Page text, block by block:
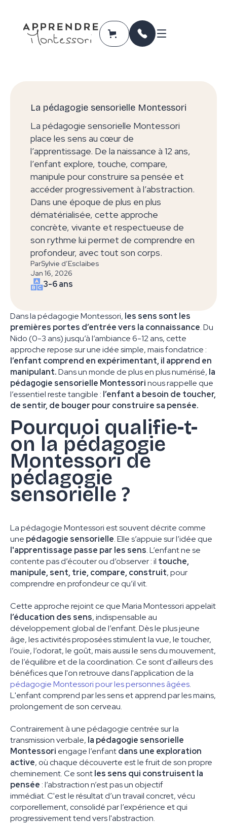
La pédagogie sensorielle Montessori
La pédagogie sensorielle Montessori
place les sens au cœur de
l’apprentissage. De la naissance à 12 ans,
l’enfant explore, touche, compare,
manipule pour construire sa pensée et
accéder progressivement à l’abstraction.
Dans une époque de plus en plus
dématérialisée, cette approche
concrète, vivante et respectueuse de
son rythme lui permet de comprendre en
profondeur, avec tout son corps.
ParSylvie d’Esclaibes
Jan 16, 2026
3-6 ans
Dans la pédagogie Montessori, les sens sont les
premières portes d’entrée vers la connaissance. Du
Nido (0-3 ans) jusqu’à l’ambiance 6-12 ans, cette
approche repose sur une idée simple, mais fondatrice :
l’enfant comprend en expérimentant, il apprend en
manipulant.Dans un monde de plus en plus numérisé, la
pédagogie sensorielle Montessorinous rappelle que
l’essentiel reste tangible : l’enfant a besoin de toucher,
de sentir, de bouger pour construire sa pensée.
Pourquoi qualifie-t-
on la pédagogie
Montessori de
pédagogie
sensorielle ?
La pédagogie Montessori est souvent décrite comme
une pédagogie sensorielle. Elle s’appuie sur l’idée que
l'apprentissage passe par les sens. L’enfant ne se
contente pas d’écouter ou d’observer : il touche,
manipule, sent, trie, compare, construit, pour
comprendre en profondeur ce qu’il vit.
Cette approche rejoint ce que Maria Montessori appelait
l’éducation des sens, indispensable au
développement global de l’enfant. Dès le plus jeune
âge, les activités proposées stimulent la vue, le toucher,
l’ouïe, l’odorat, le goût, mais aussi le sens du mouvement,
de l’équilibre et de la coordination. Ce sont d'ailleurs des
bénéfices que l'on retrouve dans l'application de la
pédagogie Montessori pour les personnes âgées.
L'enfant comprend par les sens et apprend par les mains,
prolongement de son cerveau.
Contrairement à une pédagogie centrée sur la
transmission verbale, la pédagogie sensorielle
Montessori engage l’enfantdans une exploration
active, où chaque découverte est le fruit de son propre
cheminement. Ce sontles sens qui construisent la
pensée : l’abstraction n’est pas un objectif
immédiat. C'est le résultat d’un travail concret, vécu
corporellement, consolidé par l’expérience et qui
progressivement tend vers l'abstraction.